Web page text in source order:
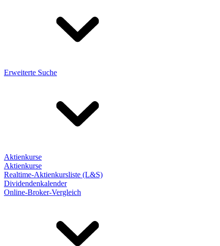
Erweiterte Suche
Aktienkurse
Aktienkurse
Realtime-Aktienkursliste (L&S)
Dividendenkalender
Online-Broker-Vergleich